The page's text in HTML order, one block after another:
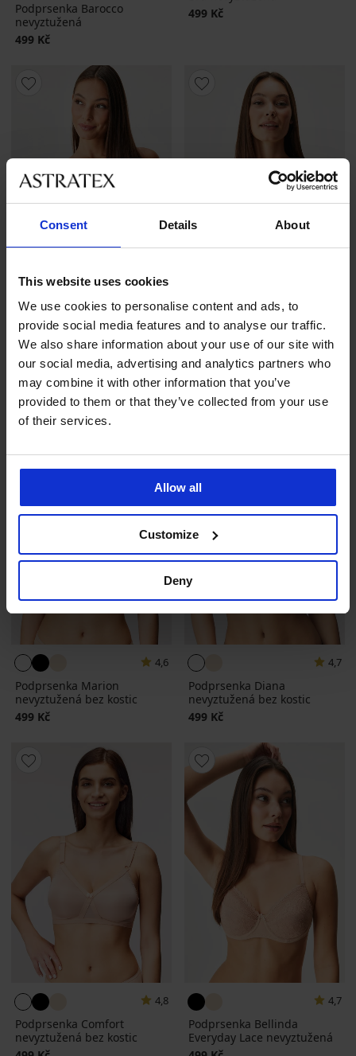
Consent Details About
This website uses cookies
We use cookies to personalise content and ads, to
provide social media features and to analyse our traffic.
We also share information about your use of our site with
our social media, advertising and analytics partners who
may combine it with other information that you’ve
provided to them or that they’ve collected from your use
of their services.
Allow all
Customize
Deny
Podprsenka Barocco
nevyztužená
499 Kč
499 Kč
5
Podprsenka RIB Bralette bez
kostic
369 Kč
Podprsenka Flexi Bandeau II
bezešvá
469 Kč
4,6
Podprsenka Marion
nevyztužená bez kostic
499 Kč
4,7
Podprsenka Diana
nevyztužená bez kostic
499 Kč
4,8
Podprsenka Comfort
nevyztužená bez kostic
4,7
Podprsenka Bellinda
Everyday Lace nevyztužená